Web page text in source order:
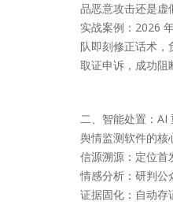
品恶意攻击还是虚
实战案例：2026
队即刻修正话术，
取证申诉，成功阻
二、智能处置：AI
舆情监测软件的核
信源溯源：定位首
情感分析：研判公
证据固化：自动存